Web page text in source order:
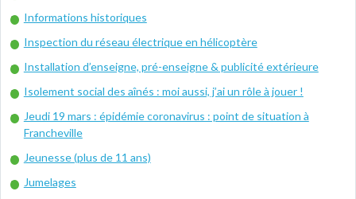
Informations historiques
Inspection du réseau électrique en hélicoptère
Installation d’enseigne, pré-enseigne & publicité extérieure
Isolement social des aînés : moi aussi, j’ai un rôle à jouer !
Jeudi 19 mars : épidémie coronavirus : point de situation à
Francheville
Jeunesse (plus de 11 ans)
Jumelages